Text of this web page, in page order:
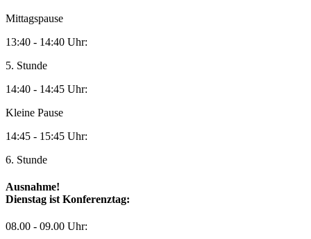
Mittagspause
13:40 - 14:40 Uhr:
5. Stunde
14:40 - 14:45 Uhr:
Kleine Pause
14:45 - 15:45 Uhr:
6. Stunde
Ausnahme!
Dienstag ist Konferenztag:
08.00 - 09.00 Uhr: